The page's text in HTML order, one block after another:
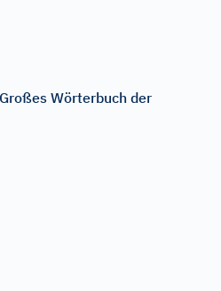
Wörterbuch der